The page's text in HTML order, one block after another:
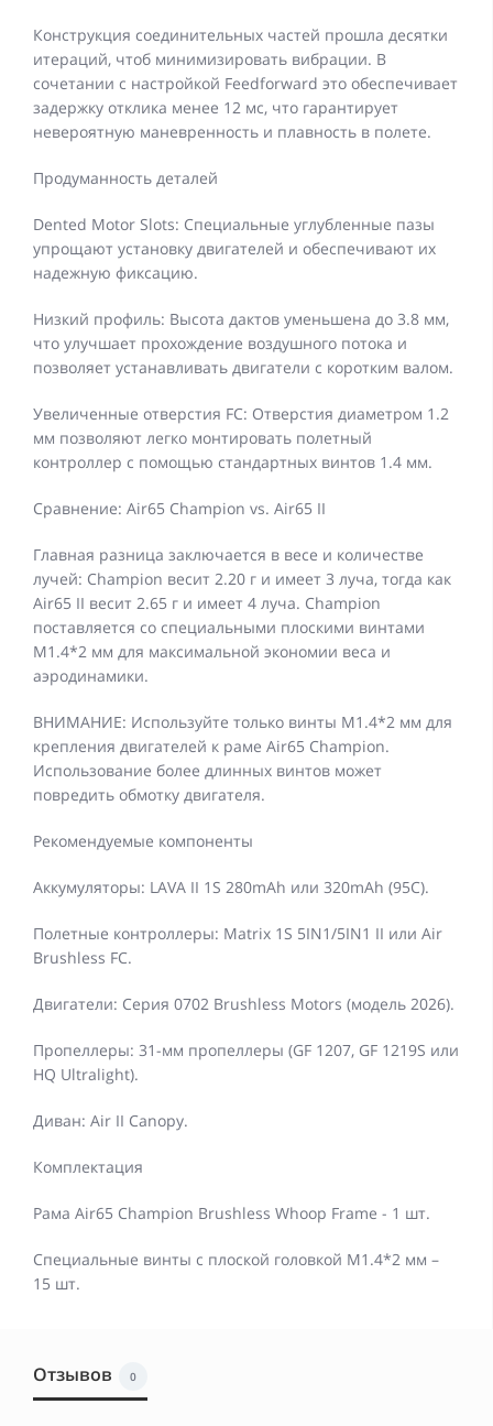
Конструкция соединительных частей прошла десятки
итераций, чтоб минимизировать вибрации. В
сочетании с настройкой Feedforward это обеспечивает
задержку отклика менее 12 мс, что гарантирует
невероятную маневренность и плавность в полете.
Продуманность деталей
Dented Motor Slots: Специальные углубленные пазы
упрощают установку двигателей и обеспечивают их
надежную фиксацию.
Низкий профиль: Высота дактов уменьшена до 3.8 мм,
что улучшает прохождение воздушного потока и
позволяет устанавливать двигатели с коротким валом.
Увеличенные отверстия FC: Отверстия диаметром 1.2
мм позволяют легко монтировать полетный
контроллер с помощью стандартных винтов 1.4 мм.
Сравнение: Air65 Champion vs. Air65 II
Главная разница заключается в весе и количестве
лучей: Champion весит 2.20 г и имеет 3 луча, тогда как
Air65 II весит 2.65 г и имеет 4 луча. Champion
поставляется со специальными плоскими винтами
M1.4*2 мм для максимальной экономии веса и
аэродинамики.
ВНИМАНИЕ: Используйте только винты M1.4*2 мм для
крепления двигателей к раме Air65 Champion.
Использование более длинных винтов может
повредить обмотку двигателя.
Рекомендуемые компоненты
Аккумуляторы: LAVA II 1S 280mAh или 320mAh (95C).
Полетные контроллеры: Matrix 1S ​​5IN1/5IN1 II или Air
Brushless FC.
Двигатели: Серия 0702 Brushless Motors (модель 2026).
Пропеллеры: 31-мм пропеллеры (GF 1207, GF 1219S или
HQ Ultralight).
Диван: Air II Canopy.
Комплектация
Рама Air65 Champion Brushless Whoop Frame - 1 шт.
Специальные винты с плоской головкой M1.4*2 мм –
15 шт.
Отзывов 0